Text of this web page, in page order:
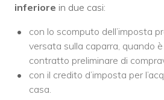
inferiore in due casi:
con lo scomputo dell’imposta
versata sulla caparra, quando
contratto preliminare di
con il credito d’imposta per
casa.